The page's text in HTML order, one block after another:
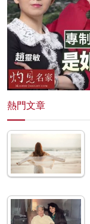
熱門文章